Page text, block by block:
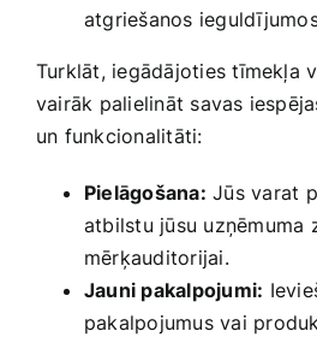
atgriešanos
Turklāt, ‍iegādājoties tīmekļa
vairāk palielināt savas
un funkcionalitāti:
Pielāgošana: ​Jūs varat
atbilstu jūsu uzņēmuma
mērķauditorijai.
Jauni pakalpojumi:
pakalpojumus vai